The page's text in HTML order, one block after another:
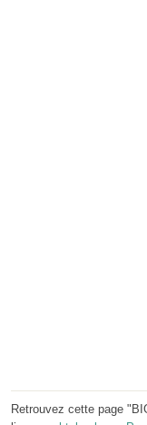
Retrouvez cette page